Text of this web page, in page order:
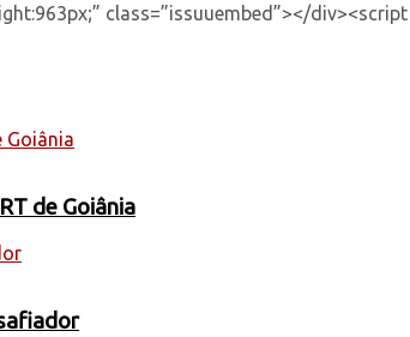
class=”issuuembed”></
de Goiânia